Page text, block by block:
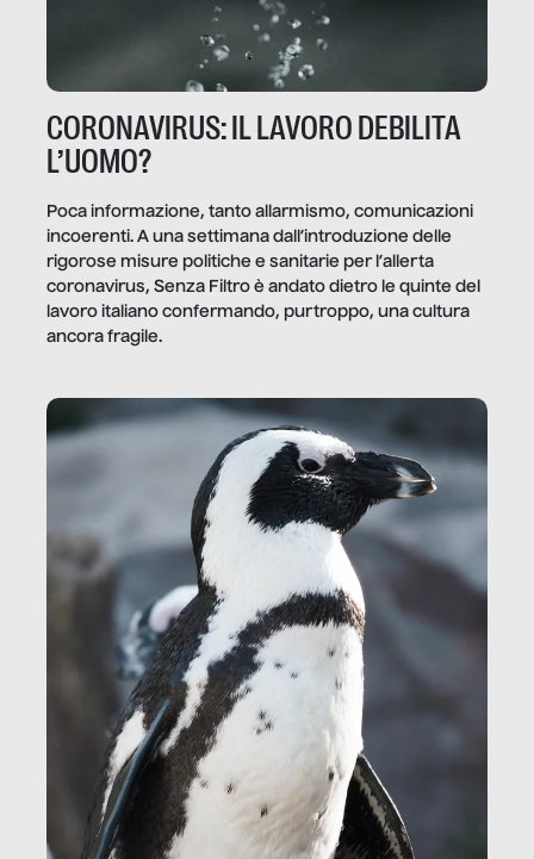
CORONAVIRUS: IL LAVORO DEBILITA
L’UOMO?
Poca informazione, tanto allarmismo, comunicazioni
incoerenti. A una settimana dall’introduzione delle
rigorose misure politiche e sanitarie per l’allerta
coronavirus, Senza Filtro è andato dietro le quinte del
lavoro italiano confermando, purtroppo, una cultura
ancora fragile.